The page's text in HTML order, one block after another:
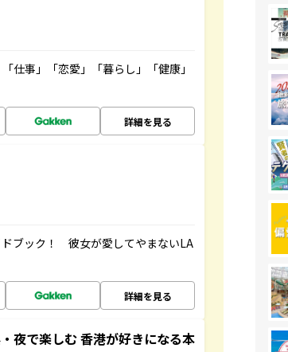
仕事」「恋愛」「暮らし」「健康」
詳細を見る
ブック！ 彼女が愛してやまないLA
詳細を見る
で楽しむ 香港が好きになる本